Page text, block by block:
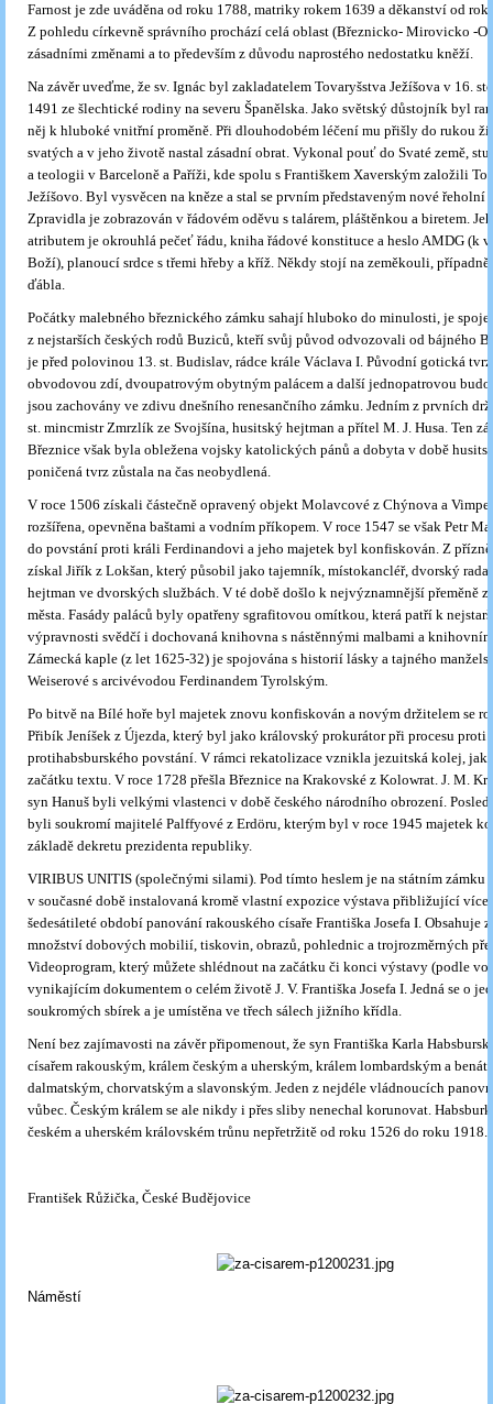
Farnost je zde uváděna od roku 1788, matriky rokem 1639 a děkanství od
Z pohledu církevně správního prochází celá oblast (Březnicko- Mirovicko -
zásadními změnami a to především z důvodu naprostého nedostatku kněží.
Na závěr uveďme, že sv. Ignác byl zakladatelem Tovaryšstva Ježíšova v 16.
1491 ze šlechtické rodiny na severu Španělska. Jako světský důstojník byl
něj k hluboké vnitřní proměně. Při dlouhodobém léčení mu přišly do rukou
svatých a v jeho životě nastal zásadní obrat. Vykonal pouť do Svaté země,
a teologii v Barceloně a Paříži, kde spolu s Františkem Xaverským založili
Ježíšovo. Byl vysvěcen na kněze a stal se prvním představeným nové řeholní
Zpravidla je zobrazován v řádovém oděvu s talárem, pláštěnkou a biretem.
atributem je okrouhlá pečeť řádu, kniha řádové konstituce a heslo AMDG (k
Boží), planoucí srdce s třemi hřeby a kříž. Někdy stojí na zeměkouli, případně
ďábla.
Počátky malebného březnického zámku sahají hluboko do minulosti, je
z nejstarších českých rodů Buziců, kteří svůj původ odvozovali od bájného
je před polovinou 13. st. Budislav, rádce krále Václava I. Původní gotická
obvodovou zdí, dvoupatrovým obytným palácem a další jednopatrovou
jsou zachovány ve zdivu dnešního renesančního zámku. Jedním z prvních
st. mincmistr Zmrzlík ze Svojšína, husitský hejtman a přítel M. J. Husa. Ten
Březnice však byla obležena vojsky katolických pánů a dobyta v době
poničená tvrz zůstala na čas neobydlená.
V roce 1506 získali částečně opravený objekt Molavcové z Chýnova a
rozšířena, opevněna baštami a vodním příkopem. V roce 1547 se však Petr
do povstání proti králi Ferdinandovi a jeho majetek byl konfiskován. Z
získal Jiřík z Lokšan, který působil jako tajemník, místokancléř, dvorský rada
hejtman ve dvorských službách. V té době došlo k nejvýznamnější přeměně
města. Fasády paláců byly opatřeny sgrafitovou omítkou, která patří k
výpravnosti svědčí i dochovaná knihovna s nástěnnými malbami a
Zámecká kaple (z let 1625-32) je spojována s historií lásky a tajného
Weiserové s arcivévodou Ferdinandem Tyrolským.
Po bitvě na Bílé hoře byl majetek znovu konfiskován a novým držitelem se
Přibík Jeníšek z Újezda, který byl jako královský prokurátor při procesu proti
protihabsburského povstání. V rámci rekatolizace vznikla jezuitská kolej, jak
začátku textu. V roce 1728 přešla Březnice na Krakovské z Kolowrat. J. M.
syn Hanuš byli velkými vlastenci v době českého národního obrození.
byli soukromí majitelé Palffyové z Erdöru, kterým byl v roce 1945 majetek
základě dekretu prezidenta republiky.
VIRIBUS UNITIS (společnými silami). Pod tímto heslem je na státním zámku
v současné době instalovaná kromě vlastní expozice výstava přibližující více
šedesátileté období panování rakouského císaře Františka Josefa I. Obsahuje
množství dobových mobilií, tiskovin, obrazů, pohlednic a trojrozměrných
Videoprogram, který můžete shlédnout na začátku či konci výstavy (podle
vynikajícím dokumentem o celém životě J. V. Františka Josefa I. Jedná se o
soukromých sbírek a je umístěna ve třech sálech jižního křídla.
Není bez zajímavosti na závěr připomenout, že syn Františka Karla
císařem rakouským, králem českým a uherským, králem lombardským a
dalmatským, chorvatským a slavonským. Jeden z nejdéle vládnoucích
vůbec. Českým králem se ale nikdy i přes sliby nenechal korunovat.
českém a uherském královském trůnu nepřetržitě od roku 1526 do roku 1918.
František Růžička, České Budějovice
Náměstí